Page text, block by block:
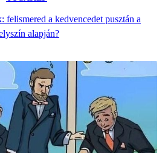
a kedvencedet pusztán a
alapján?